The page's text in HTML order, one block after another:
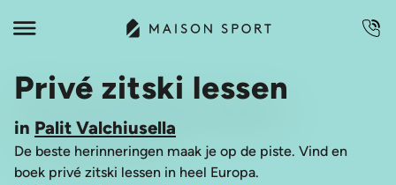
Privé zitski lessen
in Palit Valchiusella
De beste herinneringen maak je op de piste. Vind en
boek privé zitski lessen in heel Europa.